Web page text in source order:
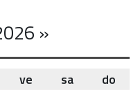
»
ve sa
do